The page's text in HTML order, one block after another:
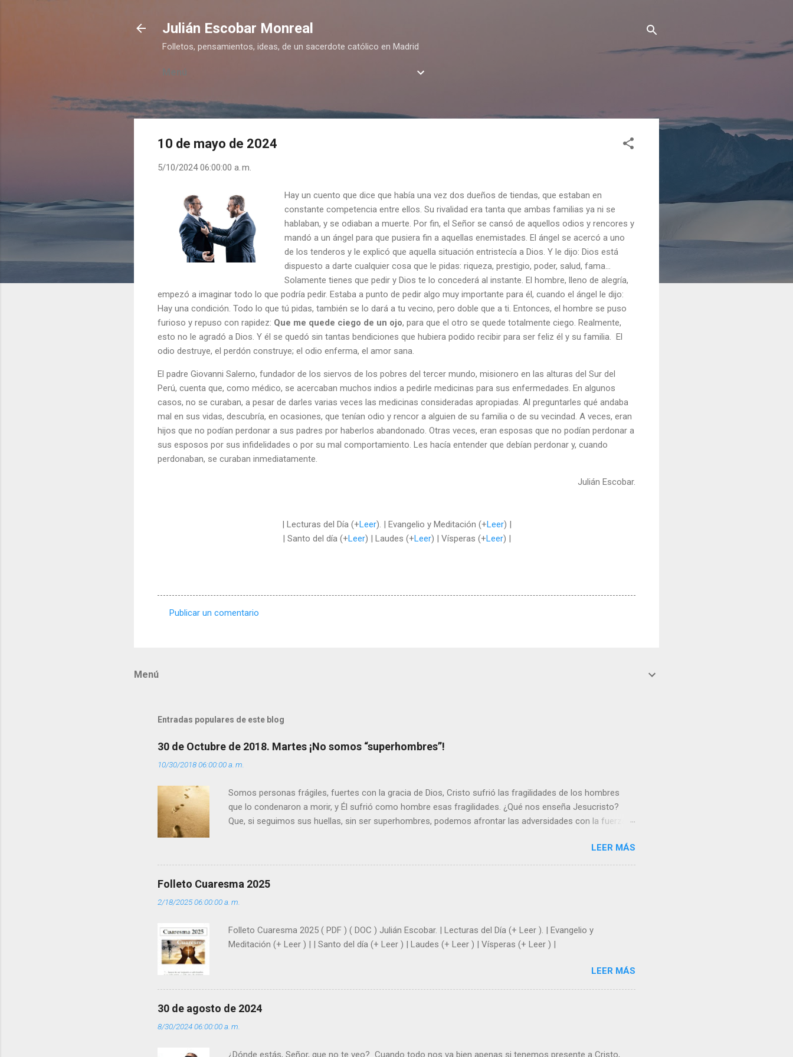
Julián Escobar Monreal
Folletos, pensamientos, ideas, de un sacerdote católico en Madrid
Menú
10 de mayo de 2024
5/10/2024 06:00:00 a. m.
Hay un cuento que dice que había una vez dos dueños de tiendas, que estaban en
constante competencia entre ellos. Su rivalidad era tanta que ambas familias ya ni se
hablaban, y se odiaban a muerte. Por fin, el Señor se cansó de aquellos odios y rencores y
mandó a un ángel para que pusiera fin a aquellas enemistades. El ángel se acercó a uno
de los tenderos y le explicó que aquella situación entristecía a Dios. Y le dijo: Dios está
dispuesto a darte cualquier cosa que le pidas: riqueza, prestigio, poder, salud, fama…
Solamente tienes que pedir y Dios te lo concederá al instante. El hombre, lleno de alegría,
empezó a imaginar todo lo que podría pedir. Estaba a punto de pedir algo muy importante para él, cuando el ángel le dijo:
Hay una condición. Todo lo que tú pidas, también se lo dará a tu vecino, pero doble que a ti. Entonces, el hombre se puso
furioso y repuso con rapidez: Que me quede ciego de un ojo, para que el otro se quede totalmente ciego. Realmente,
esto no le agradó a Dios. Y él se quedó sin tantas bendiciones que hubiera podido recibir para ser feliz él y su familia. El
odio destruye, el perdón construye; el odio enferma, el amor sana.
El padre Giovanni Salerno, fundador de los siervos de los pobres del tercer mundo, misionero en las alturas del Sur del
Perú, cuenta que, como médico, se acercaban muchos indios a pedirle medicinas para sus enfermedades. En algunos
casos, no se curaban, a pesar de darles varias veces las medicinas consideradas apropiadas. Al preguntarles qué andaba
mal en sus vidas, descubría, en ocasiones, que tenían odio y rencor a alguien de su familia o de su vecindad. A veces, eran
hijos que no podían perdonar a sus padres por haberlos abandonado. Otras veces, eran esposas que no podían perdonar a
sus esposos por sus infidelidades o por su mal comportamiento. Les hacía entender que debían perdonar y, cuando
perdonaban, se curaban inmediatamente.
Julián Escobar.
| Lecturas del Día (+Leer). | Evangelio y Meditación (+Leer) |
| Santo del día (+Leer) | Laudes (+Leer) | Vísperas (+Leer) |
a
Publicar un comentario
Menú
Entradas populares de este blog
30 de Octubre de 2018. Martes ¡No somos “superhombres”!
10/30/2018 06:00:00 a. m.
Somos personas frágiles, fuertes con la gracia de Dios, Cristo sufrió las fragilidades de los hombres
que lo condenaron a morir, y Él sufrió como hombre esas fragilidades. ¿Qué nos enseña Jesucristo?
Que, si seguimos sus huellas, sin ser superhombres, podemos afrontar las adversidades con la fuerza y
que los demás se sientan acompañados y protegidos por nosotros. “ Señor, soy un árbol sin frutos,
pero tú me das la savia para que al menos mis ramas y hojas den sombra en los días del sol abrasador
”. - ¿Te sientes super hombre? - ¿Superas tu fragilidad con la gracia de Dios? Julián Escobar. | Lecturas
(+ Leer ) |
LEER MÁS
Folleto Cuaresma 2025
2/18/2025 06:00:00 a. m.
Folleto Cuaresma 2025 ( PDF ) ( DOC ) Julián Escobar. | Lecturas del Día (+ Leer ). | Evangelio y
Meditación (+ Leer ) | | Santo del día (+ Leer ) | Laudes (+ Leer ) | Vísperas (+ Leer ) |
LEER MÁS
30 de agosto de 2024
8/30/2024 06:00:00 a. m.
¿Dónde estás, Señor, que no te veo? Cuando todo nos va bien apenas si tenemos presente a Cristo,